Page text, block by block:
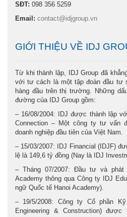
SĐT: 098 356 5259
Email: contact@idjgroup.vn
GIỚI THIỆU VỀ IDJ
Từ khi thành lập, IDJ Group đã
với tư cách là một tập đoàn đầu tư
hàng đầu trên thị trường. Những
đường của IDJ Group gồm:
– 16/08/2004: IDJ được thành lập
Connection – Một công ty tư vấn
doanh nghiệp đầu tiên của Việt Nam.
– 15/03/2007: IDJ Financial (IDJF)
lệ là 149,6 tỷ đồng (Nay là IDJ
– Tháng 07/2007: Đầu tư và
Academy thông qua Công ty IDJ
ngữ Quốc tế Hanoi Academy).
– 19/5/2008: Công ty Cổ phần
Engineering & Construction)